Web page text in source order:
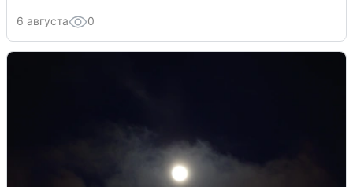
6 августа 0